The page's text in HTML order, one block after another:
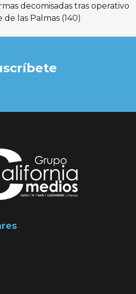
decomisadas tras operativo
de las Palmas (140)